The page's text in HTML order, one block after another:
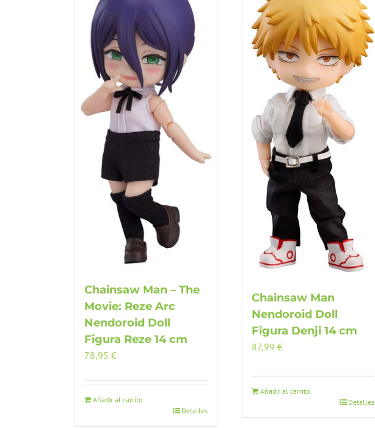
Chainsaw Man – The
Movie: Reze Arc
Nendoroid Doll
Figura Reze 14 cm
78,95 €
Añadir al carrito
Detalles
Chainsaw Man
Nendoroid Doll
Figura Denji 14 cm
87,99 €
Añadir al carrito
Detalles